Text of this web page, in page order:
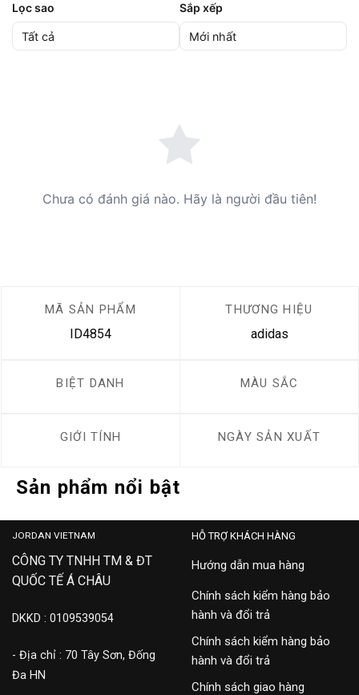
Lọc sao Sắp xếp
Chưa có đánh giá nào. Hãy là người đầu tiên!
MÃ SẢN PHẨM
ID4854
THƯƠNG HIỆU
adidas
BIỆT DANH MÀU SẮC
GIỚI TÍNH NGÀY SẢN XUẤT
Sản phẩm nổi bật
JORDAN VIETNAM
CÔNG TY TNHH TM & ĐT
QUỐC TẾ Á CHÂU
DKKD : 0109539054
- Địa chỉ : 70 Tây Sơn, Đống
Đa HN
HỖ TRỢ KHÁCH HÀNG
Hướng dẫn mua hàng
Chính sách kiểm hàng bảo
hành và đổi trả
Chính sách kiểm hàng bảo
hành và đổi trả
Chính sách giao hàng